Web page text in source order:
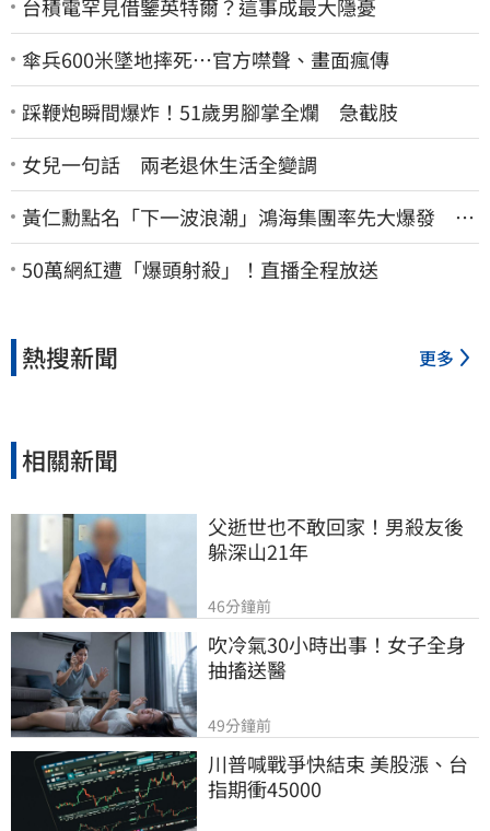
台積電罕見借鑒英特爾？這事成最大隱憂
傘兵600米墜地摔死…官方噤聲、畫面瘋傳
踩鞭炮瞬間爆炸！51歲男腳掌全爛 急截肢
女兒一句話 兩老退休生活全變調
黃仁勳點名「下一波浪潮」鴻海集團率先大爆發 台
股這族群全面噴出
50萬網紅遭「爆頭射殺」！直播全程放送
熱搜新聞 更多
相關新聞
父逝世也不敢回家！男殺友後
躲深山21年
46分鐘前
吹冷氣30小時出事！女子全身
抽搐送醫
49分鐘前
川普喊戰爭快結束 美股漲、台
指期衝45000